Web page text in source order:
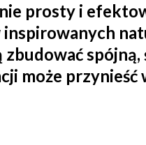
prosty i
spójną,
może przynieść